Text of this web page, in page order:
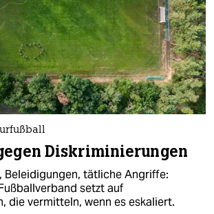
Diskriminierungen
Beleidigungen, tätliche Angriffe:
setzt auf
die vermitteln, wenn es eskaliert.